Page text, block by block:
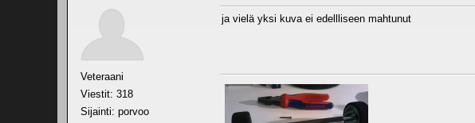
Veteraani
Viestit: 318
Sijainti: porvoo
ja vielä yksi kuva ei edellliseen mahtunut